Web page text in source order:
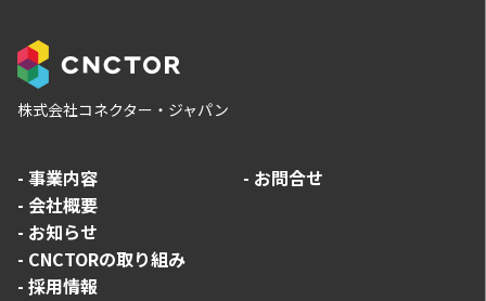
株式会社コネクター・ジャパン
- 事業内容
- 会社概要
- お知らせ
- CNCTORの取り組み
- 採用情報
- お問合せ